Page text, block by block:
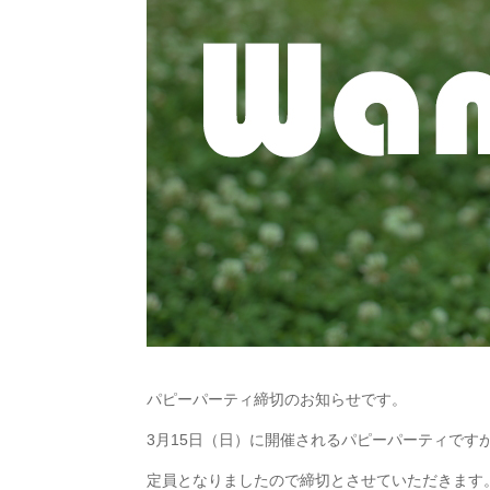
パピーパーティ締切のお知らせです。
3月15日（日）に開催されるパピーパーティです
定員となりましたので締切とさせていただきます